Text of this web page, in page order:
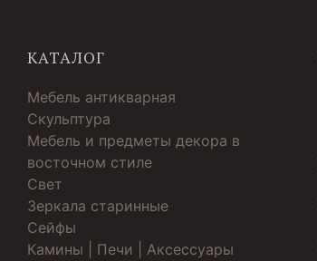
КАТАЛОГ
Мебель антикварная
Скульптура
Мебель и предметы декора в
восточном стиле
Свет
Зеркала старинные
Cейфы
Камины | Печи | Аксессуары